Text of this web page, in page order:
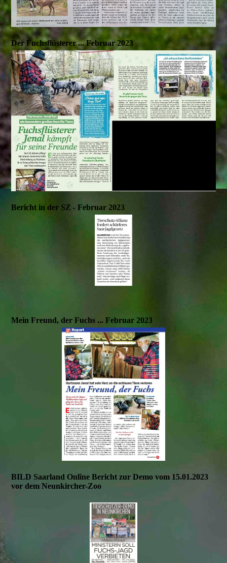
Der Fuchsflüsterer ... Februar 2023
Bericht in der SZ - Februar 2023
Mein Freund, der Fuchs ... Februar 2023
BILD Saarland Online Bericht zur Demo vom 15.01.2023
vor dem Neunkircher-Zoo